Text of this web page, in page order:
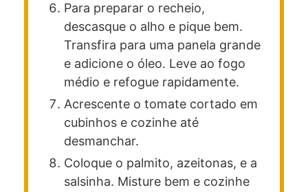
Para preparar o recheio,
descasque o alho e pique bem.
Transfira para uma panela grande
e adicione o óleo. Leve ao fogo
médio e refogue rapidamente.
Acrescente o tomate cortado em
cubinhos e cozinhe até
desmanchar.
Coloque o palmito, azeitonas, e a
salsinha. Misture bem e cozinhe